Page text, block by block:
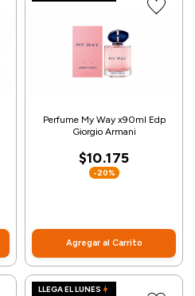
Perfume My Way x90ml Edp
Giorgio Armani
$10.175
-20%
Agregar al Carrito
LLEGA EL LUNES